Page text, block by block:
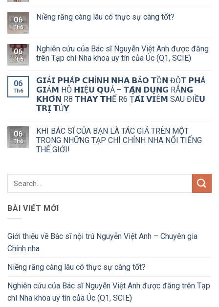
06
Th6
Niềng răng càng lâu có thực sự càng tốt?
06
Th6
Nghiên cứu của Bác sĩ Nguyễn Việt Anh được đăng
trên Tạp chí Nha khoa uy tín của Úc (Q1, SCIE)
06
Th6
𝗚𝗜Ả𝗜 𝗣𝗛Á𝗣 𝗖𝗛Ỉ𝗡𝗛 𝗡𝗛𝗔 𝗕Ả𝗢 𝗧Ồ𝗡 ĐỘ̣𝗧 𝗣𝗛Á:
𝗚𝗜Ả𝗠 HÔ 𝗛𝗜Ệ𝗨 𝗤𝗨Ả – 𝗧𝗔̣̂𝗡 𝗗𝗨̣𝗡𝗚 RĂ𝗡𝗚
𝗞𝗛𝗢̂𝗡 R8 𝗧𝗛𝗔𝗬 𝗧𝗛Ế R6 Ṭ𝗔́𝗜 𝗩𝗜Ê𝗠 SAU ĐIỀ𝗨
𝗧𝗥𝗜̣ 𝗧Ủ𝗬
06
Th6
KHI BÁC SĨ CỦA BẠN LÀ TÁC GIẢ TRÊN MỘT
TRONG NHỮNG TẠP CHÍ CHỈNH NHA NỔI TIẾNG
THẾ GIỚI!
BÀI VIẾT MỚI
Giới thiệu về Bác sĩ nội trú Nguyễn Việt Anh – Chuyên gia
Chỉnh nha
Niềng răng càng lâu có thực sự càng tốt?
Nghiên cứu của Bác sĩ Nguyễn Việt Anh được đăng trên Tạp
chí Nha khoa uy tín của Úc (Q1, SCIE)